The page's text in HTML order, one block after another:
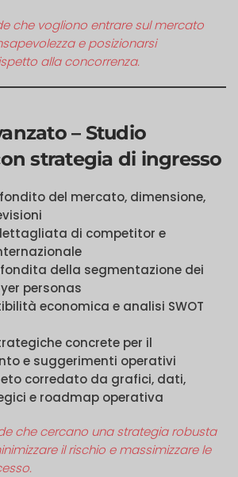
che vogliono entrare sul mercato
e posizionarsi
alla concorrenza.
– Studio
strategia di ingresso
del mercato, dimensione,
di competitor e
della segmentazione dei
personas
economica e analisi SWOT
concrete per il
e suggerimenti operativi
corredato da grafici, dati,
e roadmap operativa
che cercano una strategia robusta
il rischio e massimizzare le